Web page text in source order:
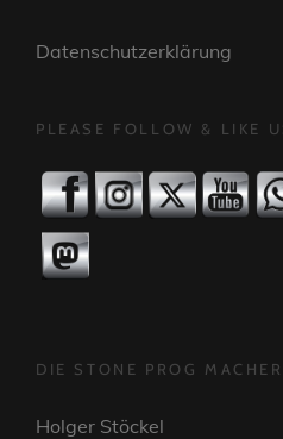
Datenschutzerklärung
PLEASE FOLLOW & LIKE
DIE STONE PROG MACHER
Holger Stöckel